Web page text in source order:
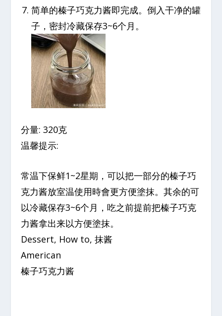
简单的榛子巧克力酱即完成。倒入干净的罐
子，密封冷藏保存3~6个月。
分量: 320克
温馨提示:
常温下保鲜1~2星期，可以把一部分的榛子巧
克力酱放室温使用時會更方便塗抹。其余的可
以冷藏保存3~6个月，吃之前提前把榛子巧克
力酱拿出来以方便塗抹。
Dessert, How to, 抹酱
American
榛子巧克力酱